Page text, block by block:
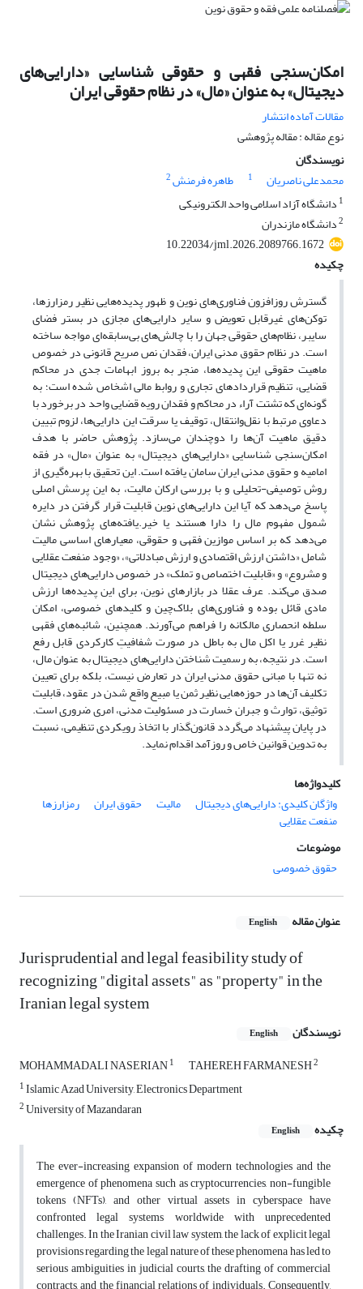
امکان‌سنجی فقهی و حقوقی شناسایی «دارایی‌های
دیجیتال» به عنوان «مال» در نظام حقوقی ایران
مقالات آماده انتشار
نوع مقاله : مقاله پژوهشی
نویسندگان
محمدعلی ناصریان
1 طاهره فرمنش2
1 دانشگاه آزاد اسلامی واحد الکترونیکی
2دانشگاه مازندران
10.22034/jml.2026.2089766.1672
چکیده
گسترش روزافزون فناوری‌های نوین و ظهور پدیده‌هایی نظیر رمزارزها،
توکن‌های غیرقابل تعویض و سایر دارایی‌های مجازی در بستر فضای
سایبر، نظام‌های حقوقی جهان را با چالش‌های بی‌سابقه‌ای مواجه ساخته
است. در نظام حقوق مدنی ایران، فقدان نص صریح قانونی در خصوص
ماهیت حقوقی این پدیده‌ها، منجر به بروز ابهامات جدی در محاکم
قضایی، تنظیم قراردادهای تجاری و روابط مالی اشخاص شده است؛ به
گونه‌ای که تشتت آراء در محاکم و فقدان رویه قضایی واحد در برخورد با
دعاوی مرتبط با نقل‌وانتقال، توقیف یا سرقت این دارایی‌ها، لزوم تبیین
دقیق ماهیت آن‌ها را دوچندان می‌سازد. پژوهش حاضر با هدف
امکان‌سنجی شناسایی «دارایی‌های دیجیتال» به عنوان «مال» در فقه
امامیه و حقوق مدنی ایران سامان یافته است. این تحقیق با بهره‌گیری از
روش توصیفی-تحلیلی و با بررسی ارکان مالیت، به این پرسش اصلی
پاسخ می‌دهد که آیا این دارایی‌های نوین قابلیت قرار گرفتن در دایره
شمول مفهوم مال را دارا هستند یا خیر.یافته‌های پژوهش نشان
می‌دهد که بر اساس موازین فقهی و حقوقی، معیارهای اساسی مالیت
شامل «داشتن ارزش اقتصادی و ارزش مبادلاتی»، «وجود منفعت عقلایی
و مشروع» و «قابلیت اختصاص و تملک» در خصوص دارایی‌های دیجیتال
صدق می‌کند. عرف عقلا در بازارهای نوین، برای این پدیده‌ها ارزش
مادی قائل بوده و فناوری‌های بلاک‌چین و کلیدهای خصوصی، امکان
سلطه انحصاری مالکانه را فراهم می‌آورند. همچنین، شائبه‌های فقهی
نظیر غرر یا اکل مال به باطل در صورت شفافیتِ کارکردی قابل رفع
است. در نتیجه، به رسمیت شناختن دارایی‌های دیجیتال به عنوان مال،
نه تنها با مبانی حقوق مدنی ایران در تعارض نیست، بلکه برای تعیین
تکلیف آن‌ها در حوزه‌هایی نظیر ثمن یا مبیع واقع شدن در عقود، قابلیت
توثیق، توارث و جبران خسارت در مسئولیت مدنی، امری ضروری است.
در پایان پیشنهاد می‌گردد قانون‌گذار با اتخاذ رویکردی تنظیمی، نسبت
به تدوین قوانین خاص و روزآمد اقدام نماید.
کلیدواژه‌ها
واژگان کلیدی: دارایی‌های دیجیتال
مالیت حقوق ایران رمزارزها
منفعت عقلایی
موضوعات
حقوق خصوصی
عنوان مقاله English
Jurisprudential and legal feasibility study of
recognizing "digital assets" as "property" in the
Iranian legal system
نویسندگان English
MOHAMMADALI NASERIAN1 TAHEREH FARMANESH2
1Islamic Azad University, Electronics Department
2University of Mazandaran
چکیده
English
The ever-increasing expansion of modern technologies and the
emergence of phenomena such as cryptocurrencies, non-fungible
tokens (NFTs), and other virtual assets in cyberspace have
confronted legal systems worldwide with unprecedented
challenges. In the Iranian civil law system, the lack of explicit legal
provisions regarding the legal nature of these phenomena has led to
serious ambiguities in judicial courts, the drafting of commercial